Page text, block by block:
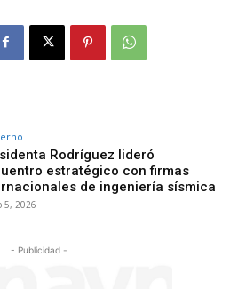
Rodríguez lideró
estratégico con firmas
de ingeniería sísmica
5, 2026
- Publicidad -